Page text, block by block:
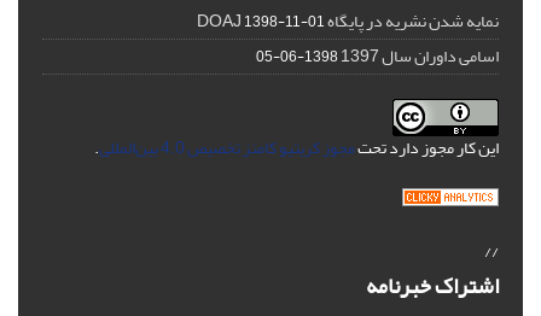
نمایه شدن نشریه در پایگاه DOAJ1398-11-01
اسامی داوران سال 1397 1398-06-05
این کار مجوز دارد تحتمجوز کریتیو کامنز تخصیص 4.0 بین‌المللی .
//
اشتراک خبرنامه